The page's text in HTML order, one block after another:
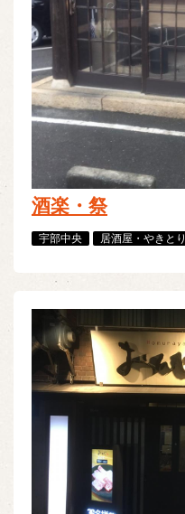
酒楽・祭
宇部中央 居酒屋・やきとり